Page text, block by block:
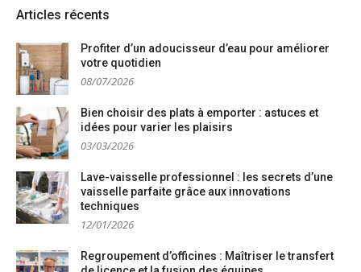
Articles récents
Profiter d’un adoucisseur d’eau pour améliorer
votre quotidien
08/07/2026
Bien choisir des plats à emporter : astuces et
idées pour varier les plaisirs
03/03/2026
Lave-vaisselle professionnel : les secrets d’une
vaisselle parfaite grâce aux innovations
techniques
12/01/2026
Regroupement d’officines : Maîtriser le transfert